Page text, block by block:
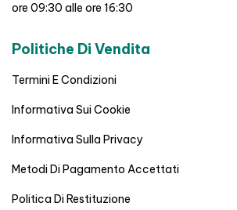
ore 09:30 alle ore 16:30
Politiche Di Vendita
Termini E Condizioni
Informativa Sui Cookie
Informativa Sulla Privacy
Metodi Di Pagamento Accettati
Politica Di Restituzione